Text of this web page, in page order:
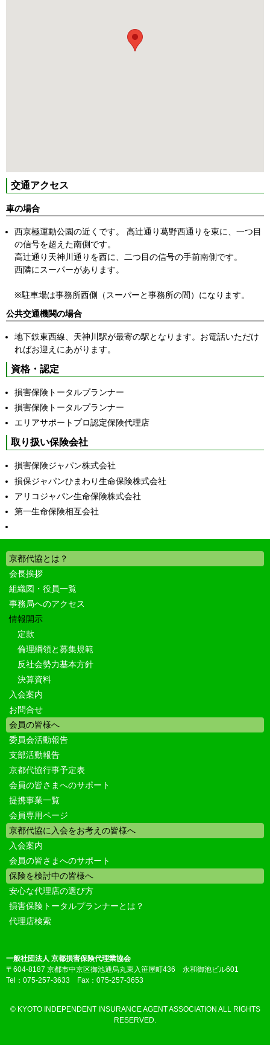
交通アクセス
車の場合
西京極運動公園の近くです。 高辻通り葛野西通りを東に、一つ目
の信号を超えた南側です。
高辻通り天神川通りを西に、二つ目の信号の手前南側です。
西隣にスーパーがあります。
※駐車場は事務所西側（スーパーと事務所の間）になります。
公共交通機関の場合
地下鉄東西線、天神川駅が最寄の駅となります。お電話いただけ
ればお迎えにあがります。
資格・認定
損害保険トータルプランナー
損害保険トータルプランナー
エリアサポートプロ認定保険代理店
取り扱い保険会社
損害保険ジャパン株式会社
損保ジャパンひまわり生命保険株式会社
アリコジャパン生命保険株式会社
第一生命保険相互会社
京都代協とは？
会長挨拶
組織図・役員一覧
事務局へのアクセス
情報開示
定款
倫理綱領と募集規範
反社会勢力基本方針
決算資料
入会案内
お問合せ
会員の皆様へ
委員会活動報告
支部活動報告
京都代協行事予定表
会員の皆さまへのサポート
提携事業一覧
会員専用ページ
京都代協に入会をお考えの皆様へ
入会案内
会員の皆さまへのサポート
保険を検討中の皆様へ
安心な代理店の選び方
損害保険トータルプランナーとは？
代理店検索
一般社団法人 京都損害保険代理業協会
〒604-8187 京都市中京区御池通烏丸東入笹屋町436 永和御池ビル601
Tel：075-257-3633 Fax：075-257-3653
© KYOTO INDEPENDENT INSURANCE AGENT ASSOCIATION ALL RIGHTS
RESERVED.